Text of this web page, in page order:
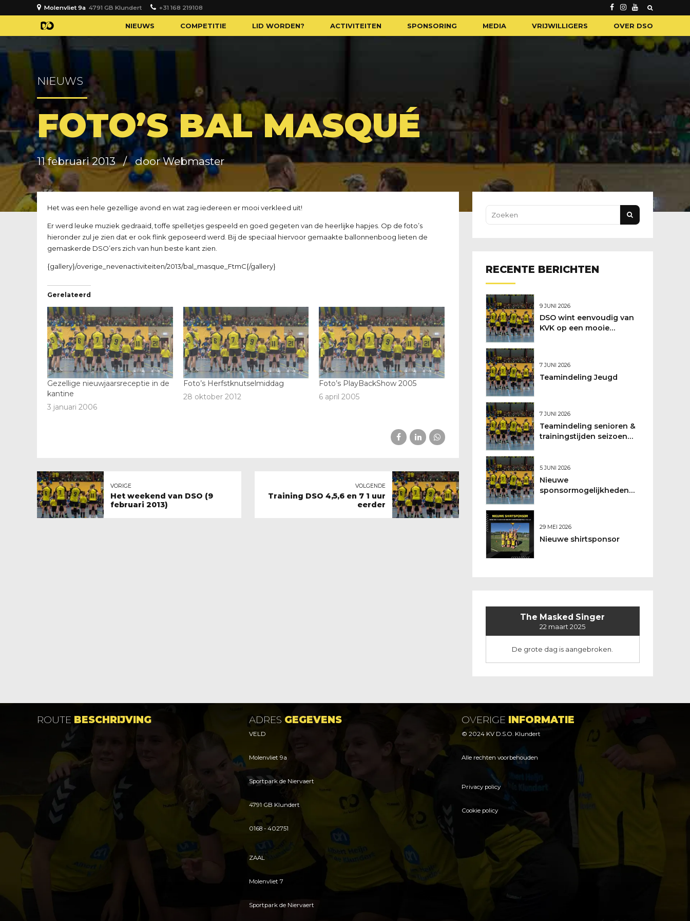
Molenvliet 9a 4791 GB Klundert +31 168 219108
NIEUWS COMPETITIE LID WORDEN? ACTIVITEITEN SPONSORING MEDIA VRIJWILLIGERS OVER DSO
NIEUWS
FOTO’S BAL MASQUÉ
11 februari 2013 door Webmaster
Het was een hele gezellige avond en wat zag iedereen er mooi verkleed uit!
Er werd leuke muziek gedraaid, toffe spelletjes gespeeld en goed gegeten van de heerlijke hapjes. Op de foto’s
hieronder zul je zien dat er ook flink geposeerd werd. Bij de speciaal hiervoor gemaakte ballonnenboog lieten de
gemaskerde DSO’ers zich van hun beste kant zien.
{gallery}/overige_nevenactiviteiten/2013/bal_masque_FtmC{/gallery}
Gerelateerd
Gezellige nieuwjaarsreceptie in de
kantine
3 januari 2006
Foto’s Herfstknutselmiddag
28 oktober 2012
Foto’s PlayBackShow 2005
6 april 2005
VORIGE
Het weekend van DSO (9
februari 2013)
VOLGENDE
Training DSO 4,5,6 en 7 1 uur
eerder
RECENTE BERICHTEN
9 JUNI 2026
DSO wint eenvoudig van
KVK op een mooie
7 JUNI 2026
Teamindeling Jeugd
7 JUNI 2026
Teamindeling senioren &
trainingstijden seizoen
5 JUNI 2026
Nieuwe
sponsormogelijkheden
29 MEI 2026
Nieuwe shirtsponsor
The Masked Singer
22 maart 2025
De grote dag is aangebroken.
ROUTE BESCHRIJVING ADRES GEGEVENS
VELD
Molenvliet 9a
Sportpark de Niervaert
4791 GB Klundert
0168 - 402751
ZAAL
Molenvliet 7
Sportpark de Niervaert
OVERIGE INFORMATIE
© 2024 KV D.S.O. Klundert
Alle rechten voorbehouden
Privacy policy
Cookie policy